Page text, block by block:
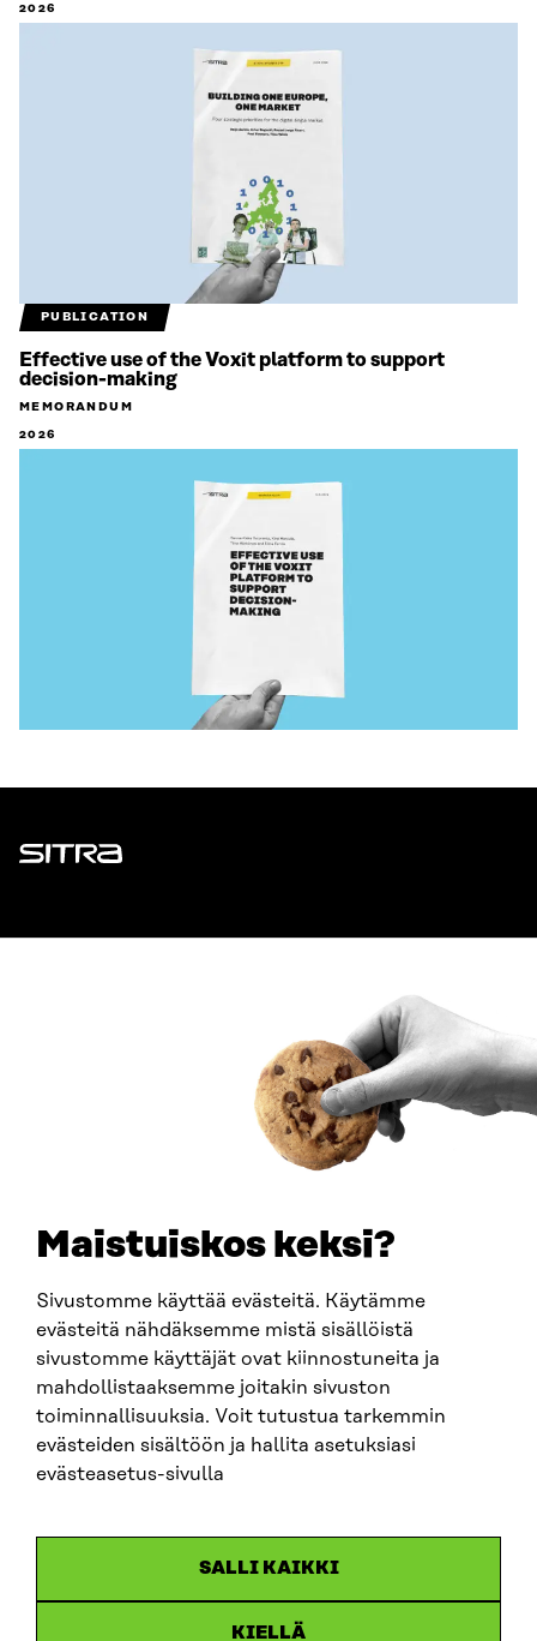
Maistuiskos keksi?
Sivustomme käyttää evästeitä. Käytämme
evästeitä nähdäksemme mistä sisällöistä
sivustomme käyttäjät ovat kiinnostuneita ja
mahdollistaaksemme joitakin sivuston
toiminnallisuuksia. Voit tutustua tarkemmin
evästeiden sisältöön ja hallita asetuksiasi
evästeasetus-sivulla
SALLI KAIKKI
KIELLÄ
2026
PUBLICATION
Effective use of the Voxit platform to support
decision-making
MEMORANDUM
2026
Sitra
firstname.lastname@sitra.fi
SITRA ON SOCIAL MEDIA
LinkedIn
Instagram